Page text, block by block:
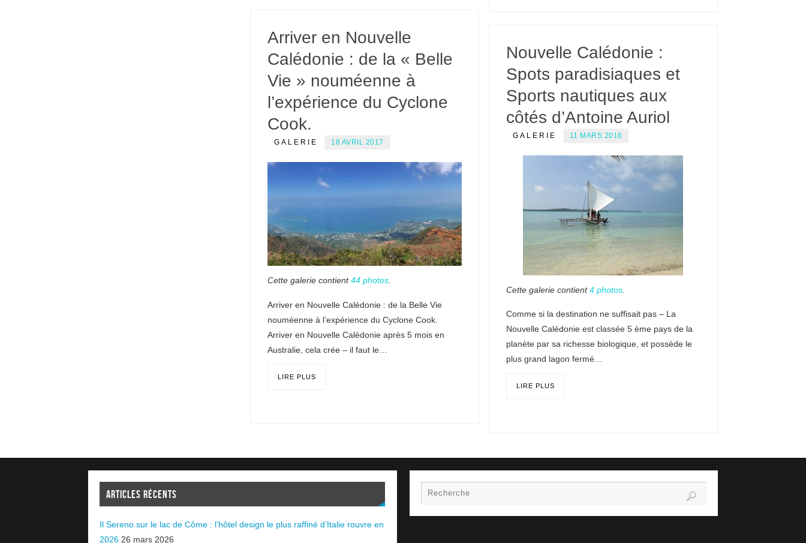
Arriver en Nouvelle
Calédonie : de la « Belle
Vie » nouméenne à
l’expérience du Cyclone
Cook.
GALERIE 18 AVRIL 2017
Cette galerie contient44 photos.
Arriver en Nouvelle Calédonie : de la Belle Vie
nouméenne à l’expérience du Cyclone Cook.
Arriver en Nouvelle Calédonie après 5 mois en
Australie, cela crée – il faut le…
LIRE PLUS
Nouvelle Calédonie :
Spots paradisiaques et
Sports nautiques aux
côtés d’Antoine Auriol
GALERIE 11 MARS 2016
Cette galerie contient4 photos.
Comme si la destination ne suffisait pas – La
Nouvelle Calédonie est classée 5 ème pays de la
planète par sa richesse biologique, et possède le
plus grand lagon fermé…
LIRE PLUS
ARTICLES RÉCENTS
Il Sereno sur le lac de Côme : l’hôtel design le plus raffiné d’Italie rouvre en
2026 26 mars 2026